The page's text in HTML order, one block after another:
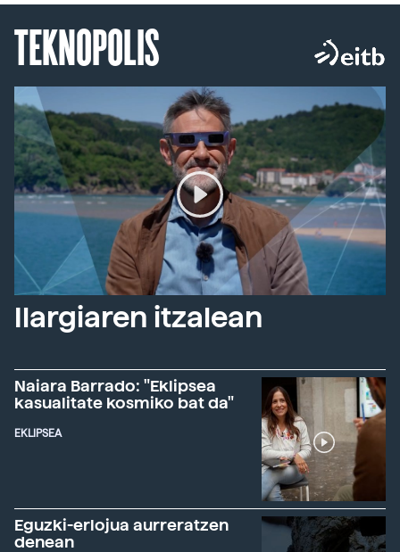
TEKNOPOLIS
Ilargiaren itzalean
Naiara Barrado: "Eklipsea
kasualitate kosmiko bat da"
EKLIPSEA
Eguzki-erlojua aurreratzen
denean